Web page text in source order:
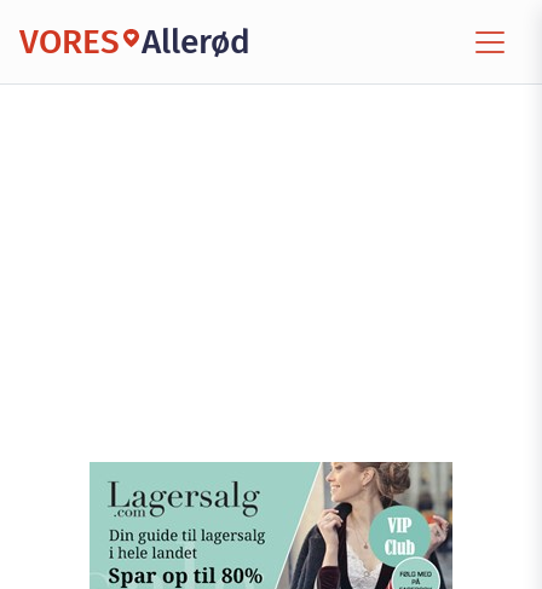
VORES Allerød